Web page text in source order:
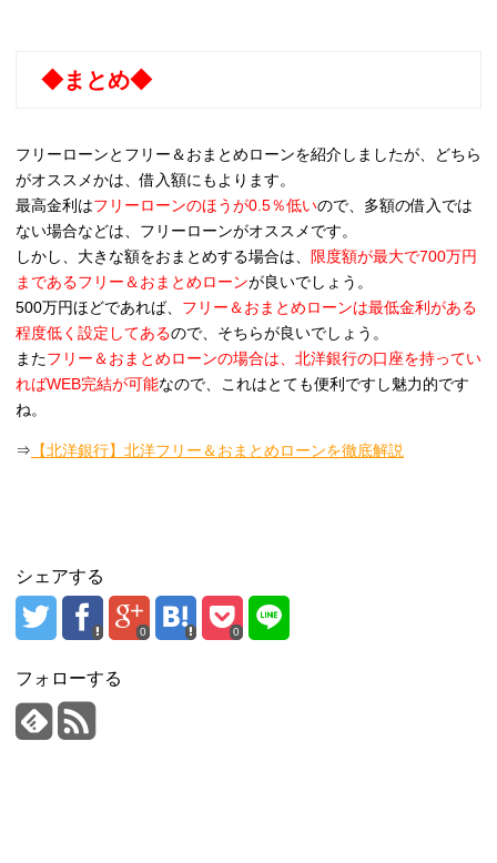
◆まとめ◆
フリーローンとフリー＆おまとめローンを紹介しましたが、どちら
がオススメかは、借入額にもよります。
最高金利はフリーローンのほうが0.5％低いので、多額の借入では
ない場合などは、フリーローンがオススメです。
しかし、大きな額をおまとめする場合は、
限度額が最大で700万円
まであるフリー＆おまとめローンが良いでしょう。
500万円ほどであれば、 フリー＆おまとめローンは最低金利がある
程度低く設定してあるので、そちらが良いでしょう。
またフリー＆おまとめローンの場合は、北洋銀行の口座を持ってい
ればWEB完結が可能なので、これはとても便利ですし魅力的です
ね。
⇒ 【北洋銀行】北洋フリー＆おまとめローンを徹底解説
シェアする
0 0
フォローする